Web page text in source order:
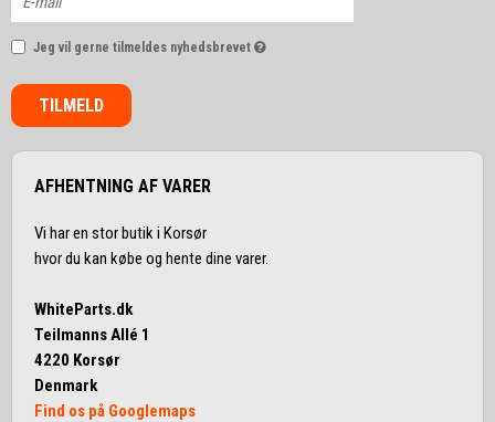
Jeg vil gerne tilmeldes nyhedsbrevet
TILMELD
AFHENTNING AF VARER
Vi har en stor butik i Korsør
hvor du kan købe og hente dine varer.
WhiteParts.dk
Teilmanns Allé 1
4220 Korsør
Denmark
Find os på Googlemaps